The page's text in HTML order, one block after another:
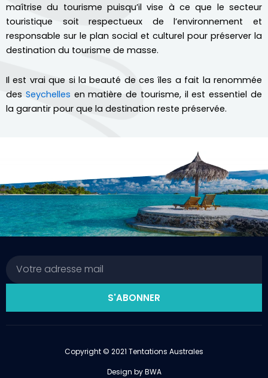
maîtrise du tourisme puisqu’il vise à ce que le secteur
touristique soit respectueux de l’environnement et
responsable sur le plan social et culturel pour préserver la
destination du tourisme de masse.
Il est vrai que si la beauté de ces îles a fait la renommée
des Seychelles en matière de tourisme, il est essentiel de
la garantir pour que la destination reste préservée.
S'ABONNER
Copyright © 2021 Tentations Australes
Design by BWA